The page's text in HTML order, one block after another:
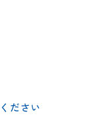
ださい